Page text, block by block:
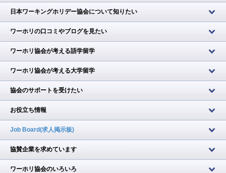
日本ワーキングホリデー協会について知りたい
ワーホリの口コミやブログを見たい
ワーホリ協会が考える語学留学
ワーホリ協会が考える大学留学
協会のサポートを受けたい
お役立ち情報
Job Board(求人掲示板)
協賛企業を求めています
ワーホリ協会のいろいろ